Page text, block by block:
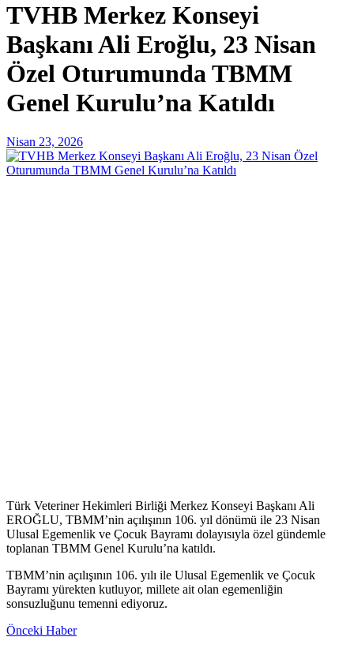
TVHB Merkez Konseyi
Başkanı Ali Eroğlu, 23 Nisan
Özel Oturumunda TBMM
Genel Kurulu’na Katıldı
Nisan 23, 2026
Türk Veteriner Hekimleri Birliği Merkez Konseyi Başkanı Ali
EROĞLU, TBMM’nin açılışının 106. yıl dönümü ile 23 Nisan
Ulusal Egemenlik ve Çocuk Bayramı dolayısıyla özel gündemle
toplanan TBMM Genel Kurulu’na katıldı.
TBMM’nin açılışının 106. yılı ile Ulusal Egemenlik ve Çocuk
Bayramı yürekten kutluyor, millete ait olan egemenliğin
sonsuzluğunu temenni ediyoruz.
Önceki Haber